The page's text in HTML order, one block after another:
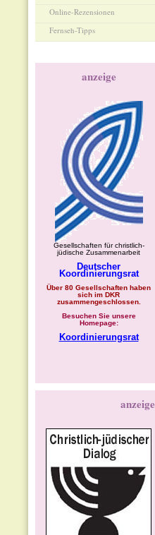
Online-Rezensionen
Fernseh-Tipps
anzeige
Gesellschaften für christlich-
jüdische Zusammenarbeit
Deutscher
Koordinierungsrat
Über 80 Gesellschaften haben
sich im DKR
zusammengeschlossen.
Besuchen Sie unsere
Homepage:
Koordinierungsrat
anzeige